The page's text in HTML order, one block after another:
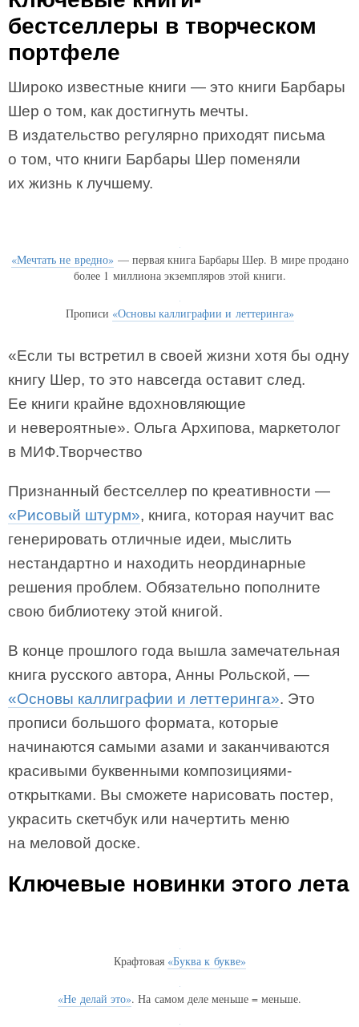
бестселлеры в творческом
портфеле
Широко известные книги — это книги Барбары
Шер о том, как достигнуть мечты.
В издательство регулярно приходят письма
о том, что книги Барбары Шер поменяли
их жизнь к лучшему.
«Мечтать не вредно» — первая книга Барбары Шер. В мире продано
более 1 миллиона экземпляров этой книги.
Прописи «Основы каллиграфии и леттеринга»
«Если ты встретил в своей жизни хотя бы одну
книгу Шер, то это навсегда оставит след.
Ее книги крайне вдохновляющие
и невероятные». Ольга Архипова, маркетолог
в МИФ.Творчество
Признанный бестселлер по креативности —
«Рисовый штурм», книга, которая научит вас
генерировать отличные идеи, мыслить
нестандартно и находить неординарные
решения проблем. Обязательно пополните
свою библиотеку этой книгой.
В конце прошлого года вышла замечательная
книга русского автора, Анны Рольской, —
«Основы каллиграфии и леттеринга». Это
прописи большого формата, которые
начинаются самыми азами и заканчиваются
красивыми буквенными композициями-
открытками. Вы сможете нарисовать постер,
украсить скетчбук или начертить меню
на меловой доске.
Ключевые новинки этого лета
Крафтовая «Буква к букве»
«Не делай это». На самом деле меньше = меньше.